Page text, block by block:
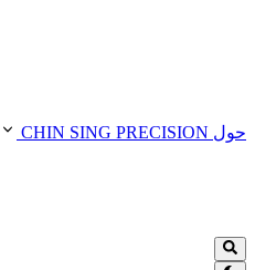
حول CHIN SING PRECISION